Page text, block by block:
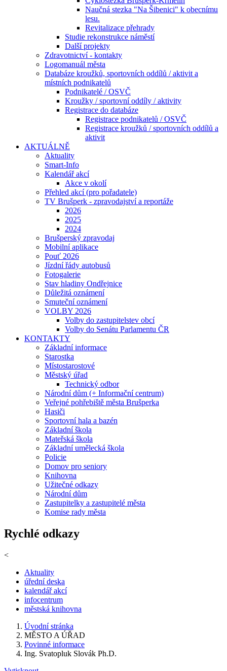
Naučná stezka "Na Šibenici" k obecnímu
lesu.
Revitalizace přehrady
Studie rekonstrukce náměstí
Další projekty
Zdravotnictví - kontakty
Logomanuál města
Databáze kroužků, sportovních oddílů / aktivit a
místních podnikatelů
Podnikatelé / OSVČ
Kroužky / sportovní oddíly / aktivity
Registrace do databáze
Registrace podnikatelů / OSVČ
Registrace kroužků / sportovních oddílů a
aktivit
AKTUÁLNĚ
Aktuality
Smart-Info
Kalendář akcí
Akce v okolí
Přehled akcí (pro pořadatele)
TV Brušperk - zpravodajství a reportáže
2026
2025
2024
Brušperský zpravodaj
Mobilní aplikace
Pouť 2026
Jízdní řády autobusů
Fotogalerie
Stav hladiny Ondřejnice
Důležitá oznámení
Smuteční oznámení
VOLBY 2026
Volby do zastupitelstev obcí
Volby do Senátu Parlamentu ČR
KONTAKTY
Základní informace
Starostka
Místostarostové
Městský úřad
Technický odbor
Národní dům (+ Informační centrum)
Veřejné pohřebiště města Brušperka
Hasiči
Sportovní hala a bazén
Základní škola
Mateřská škola
Základní umělecká škola
Policie
Domov pro seniory
Knihovna
Užitečné odkazy
Národní dům
Zastupitelky a zastupitelé města
Komise rady města
Rychlé odkazy
<
Aktuality
úřední deska
kalendář akcí
infocentrum
městská knihovna
Úvodní stránka
MĚSTO A ÚŘAD
Povinné informace
Ing. Svatopluk Slovák Ph.D.